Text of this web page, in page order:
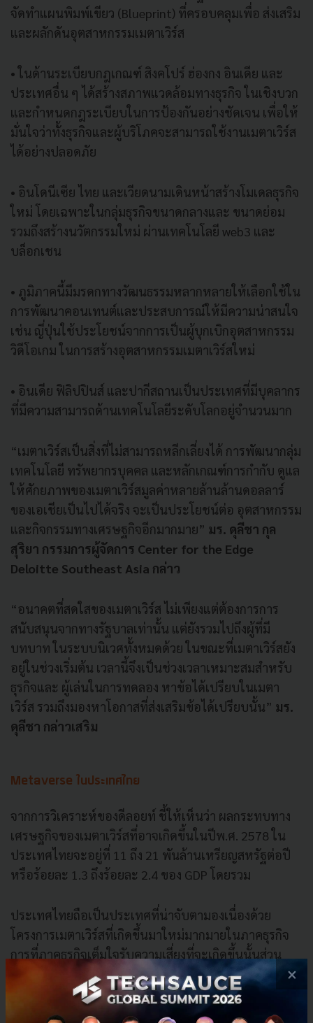
จัดทำแผนพิมพ์เขียว (Blueprint) ที่ครอบคลุมเพื่อ ส่งเสริม
และผลักดันอุตสาหกรรมเมตาเวิร์ส
• ในด้านระเบียบกฎเกณฑ์ สิงคโปร์ ฮ่องกง อินเดีย และ
ประเทศอื่น ๆ ได้สร้างสภาพแวดล้อมทางธุรกิจ ในเชิงบวก
และกำหนดกฎระเบียบในการป้องกันอย่างชัดเจน เพื่อให้
มั่นใจว่าทั้งธุรกิจและผู้บริโภคจะสามารถใช้งานเมตาเวิร์ส
ได้อย่างปลอดภัย
• อินโดนีเซีย ไทย และเวียดนามเดินหน้าสร้างโมเดลธุรกิจ
ใหม่ โดยเฉพาะในกลุ่มธุรกิจขนาดกลางและ ขนาดย่อม
รวมถึงสร้างนวัตกรรมใหม่ ผ่านเทคโนโลยี web3 และ
บล็อกเชน
• ภูมิภาคนี้มีมรดกทางวัฒนธรรมหลากหลายให้เลือกใช้ใน
การพัฒนาคอนเทนต์และประสบการณ์ให้มีความน่าสนใจ
เช่น ญี่ปุ่นใช้ประโยชน์จากการเป็นผู้บุกเบิกอุตสาหกรรม
วิดีโอเกม ในการสร้างอุตสาหกรรมเมตาเวิร์สใหม่
• อินเดีย ฟิลิปปินส์ และปากีสถานเป็นประเทศที่มีบุคลากร
ที่มีความสามารถด้านเทคโนโลยีระดับโลกอยู่จำนวนมาก
“เมตาเวิร์สเป็นสิ่งที่ไม่สามารถหลีกเลี่ยงได้ การพัฒนากลุ่ม
เทคโนโลยี ทรัพยากรบุคคล และหลักเกณฑ์การกำกับ ดูแล
ให้ศักยภาพของเมตาเวิร์สมูลค่าหลายล้านล้านดอลลาร์
ของเอเชียเป็นไปได้จริง จะเป็นประโยชน์ต่อ อุตสาหกรรม
และกิจกรรมทางเศรษฐกิจอีกมากมาย” มร. ดุลีชา กุล
สุริยา กรรมการผู้จัดการ Center for the Edge
Deloitte Southeast Asia กล่าว
“อนาคตที่สดใสของเมตาเวิร์ส ไม่เพียงแต่ต้องการการ
สนับสนุนจากทางรัฐบาลเท่านั้น แต่ยังรวมไปถึงผู้ที่มี
บทบาท ในระบบนิเวศทั้งหมดด้วย ในขณะที่เมตาเวิร์สยัง
อยู่ในช่วงเริ่มต้น เวลานี้จึงเป็นช่วงเวลาเหมาะสมสำหรับ
ธุรกิจและ ผู้เล่นในการทดลอง หาข้อได้เปรียบในเมตา
เวิร์ส รวมถึงมองหาโอกาสที่ส่งเสริมข้อได้เปรียบนั้น” มร.
ดุลีชา กล่าวเสริม
Metaverse ในประเทศไทย
จากการวิเคราะห์ของดีลอยท์ ชี้ให้เห็นว่า ผลกระทบทาง
เศรษฐกิจของเมตาเวิร์สที่อาจเกิดขึ้นในปีพ.ศ. 2578 ใน
ประเทศไทยจะอยู่ที่ 11 ถึง 21 พันล้านเหรียญสหรัฐต่อปี
หรือร้อยละ 1.3 ถึงร้อยละ 2.4 ของ GDP โดยรวม
ประเทศไทยถือเป็นประเทศที่น่าจับตามองเนื่องด้วย
โครงการเมตาเวิร์สที่เกิดขึ้นมาใหม่มากมายในภาคธุรกิจ
การที่ภาคธุรกิจเต็มใจรับความเสี่ยงที่จะเกิดขึ้นนั้นส่วน
ใหญ่เกิดจากการที่ผู้บริโภคชาวไทยเชื่อมต่อกับ
แพลตฟอร์มอยู่เสมอ โดยได้รับการจัดอันดับเป็นผู้ซื้อ
สินค้าบนช่องทางออนไลน์รายสัปดาห์ ผู้ครอบครองสกุล
×